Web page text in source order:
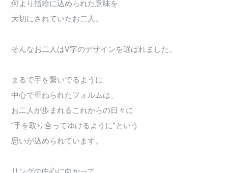
何より指輪に込められた意味を
大切にされていたお二人。
そんなお二人はV字のデザインを選ばれました。
まるで手を繋いでるように
中心で重ねられたフォルムは、
お二人が歩まれるこれからの日々に
“手を取り合ってゆけるように”という
思いが込められています。